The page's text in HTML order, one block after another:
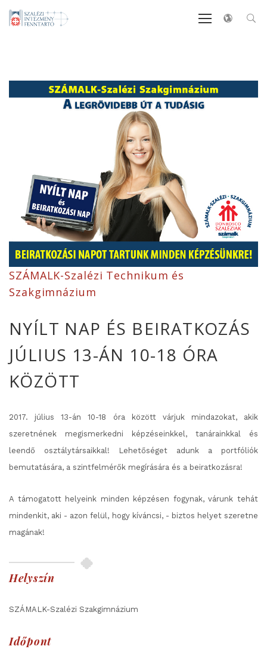
SZÁMALK-Szalézi Technikum és
Szakgimnázium
NYÍLT NAP ÉS BEIRATKOZÁS
JÚLIUS 13-ÁN 10-18 ÓRA
KÖZÖTT
2017. július 13-án 10-18 óra között várjuk mindazokat, akik
szeretnének megismerkedni képzéseinkkel, tanárainkkal és
leendő osztálytársaikkal! Lehetőséget adunk a portfóliók
bemutatására, a szintfelmérők megírására és a beiratkozásra!
A támogatott helyeink minden képzésen fogynak, várunk tehát
mindenkit, aki - azon felül, hogy kíváncsi, - biztos helyet szeretne
magának!
Helyszín
SZÁMALK-Szalézi Szakgimnázium
Időpont